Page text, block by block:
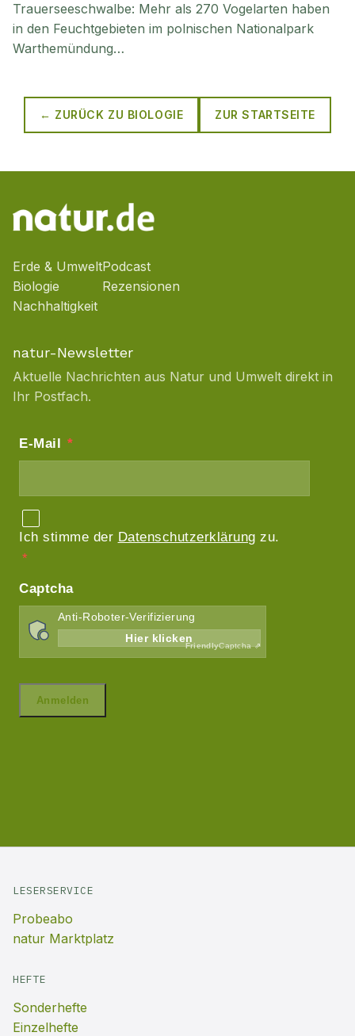
Trauerseeschwalbe: Mehr als 270 Vogelarten haben
in den Feuchtgebieten im polnischen Nationalpark
Warthemündung…
← ZURÜCK ZU BIOLOGIE ZUR STARTSEITE
Erde & Umwelt
Biologie
Nachhaltigkeit
Podcast
Rezensionen
natur-Newsletter
Aktuelle Nachrichten aus Natur und Umwelt direkt in
Ihr Postfach.
LESERSERVICE
Probeabo
natur Marktplatz
HEFTE
Sonderhefte
Einzelhefte